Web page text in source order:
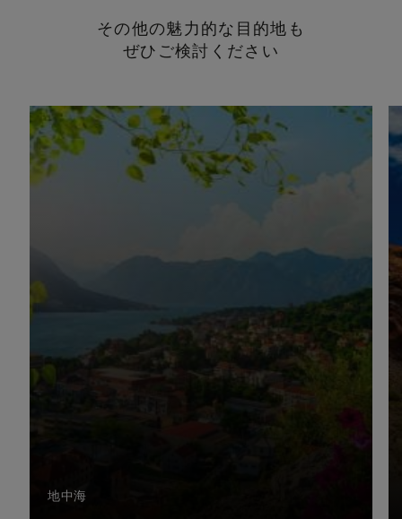
その他の魅力的な目的地も
ぜひご検討ください
地中海